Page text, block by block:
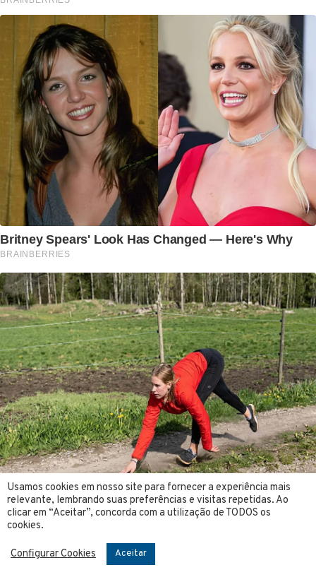
Usamos cookies em nosso site para fornecer a experiência mais
relevante, lembrando suas preferências e visitas repetidas. Ao
clicar em “Aceitar”, concorda com a utilização de TODOS os
cookies.
Configurar Cookies Aceitar